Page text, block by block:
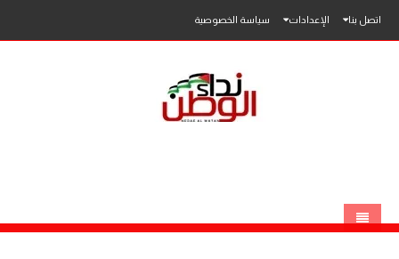
اتصل بنا الإعدادات سياسة الخصوصية